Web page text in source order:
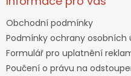
Obchodní podmínky
Podmínky ochrany osobních
Formulář pro uplatnění
Poučení o právu na